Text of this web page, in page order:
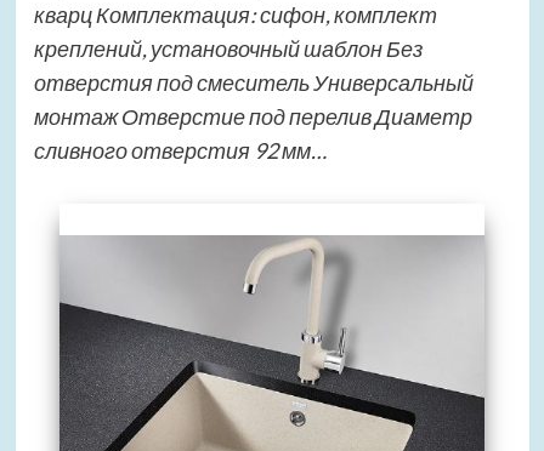
кварц Комплектация: сифон, комплект
креплений, установочный шаблон Без
отверстия под смеситель Универсальный
монтаж Отверстие под перелив Диаметр
сливного отверстия 92 мм…